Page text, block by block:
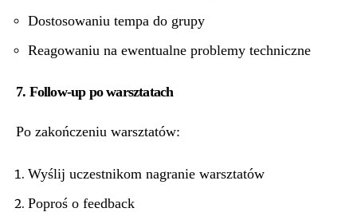
Dostosowaniu tempa do grupy
Reagowaniu na ewentualne problemy techniczne
7. Follow-up po warsztatach
Po zakończeniu warsztatów:
Wyślij uczestnikom nagranie warsztatów
Poproś o feedback